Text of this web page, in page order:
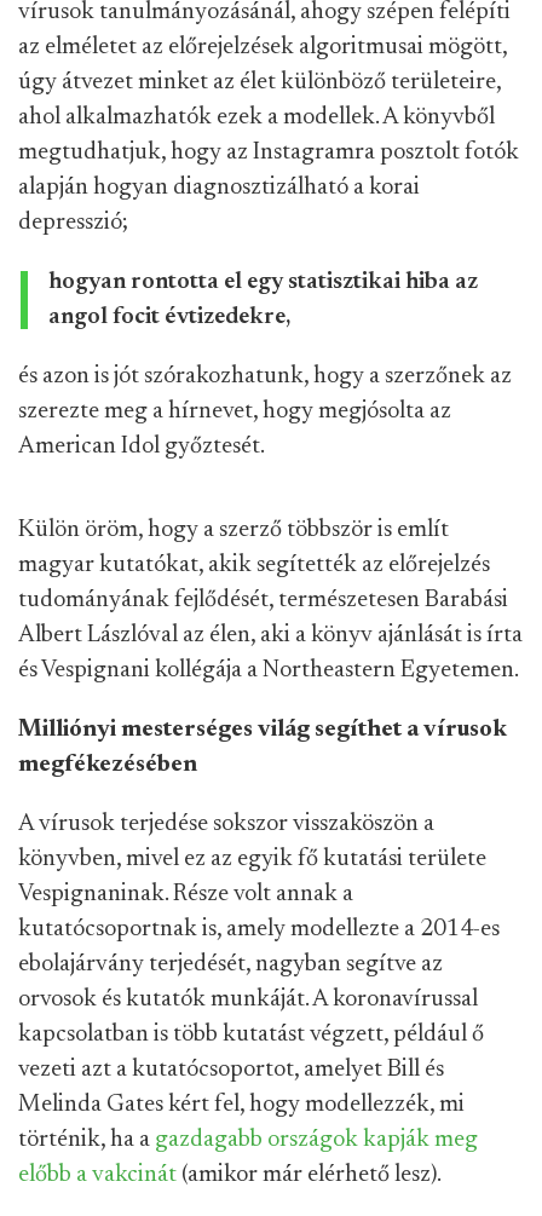
vírusok tanulmányozásánál, ahogy szépen felépíti
az elméletet az előrejelzések algoritmusai mögött,
úgy átvezet minket az élet különböző területeire,
ahol alkalmazhatók ezek a modellek. A könyvből
megtudhatjuk, hogy az Instagramra posztolt fotók
alapján hogyan diagnosztizálható a korai
depresszió;
hogyan rontotta el egy statisztikai hiba az
angol focit évtizedekre,
és azon is jót szórakozhatunk, hogy a szerzőnek az
szerezte meg a hírnevet, hogy megjósolta az
American Idol győztesét.
Külön öröm, hogy a szerző többször is említ
magyar kutatókat, akik segítették az előrejelzés
tudományának fejlődését, természetesen Barabási
Albert Lászlóval az élen, aki a könyv ajánlását is írta
és Vespignani kollégája a Northeastern Egyetemen.
Milliónyi mesterséges világ segíthet a vírusok
megfékezésében
A vírusok terjedése sokszor visszaköszön a
könyvben, mivel ez az egyik fő kutatási területe
Vespignaninak. Része volt annak a
kutatócsoportnak is, amely modellezte a 2014-es
ebolajárvány terjedését, nagyban segítve az
orvosok és kutatók munkáját. A koronavírussal
kapcsolatban is több kutatást végzett, például ő
vezeti azt a kutatócsoportot, amelyet Bill és
Melinda Gates kért fel, hogy modellezzék, mi
történik, ha a gazdagabb országok kapják meg
előbb a vakcinát (amikor már elérhető lesz).